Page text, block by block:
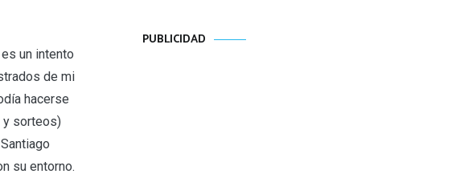
un intento
de mi
hacerse
y sorteos)
su entorno.
PUBLICIDAD